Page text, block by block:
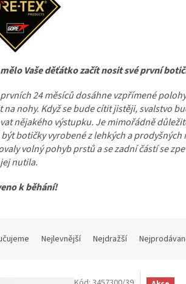
Vaše děťátko začít nosit své první
24 měsíců dosáhne vzpřímené
na nohy. Když se bude cítit jistěji, svalstvo
nějakého výstupku. Je mimořádně
botičky vyrobené z lehkých a
volný pohyb prstů a se zadní částí se
nutila.
k běhání!
Nejlevnější Nejdražší